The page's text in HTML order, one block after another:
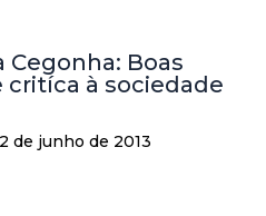
Cegonha: Boas
critíca à sociedade
de junho de 2013